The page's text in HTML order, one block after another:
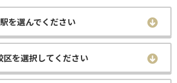
を選んでください
区を選択してください